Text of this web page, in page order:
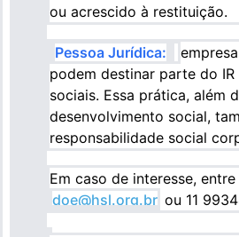
ou acrescido à restituição.
Pessoa Jurídica:
podem destinar parte do
sociais. Essa prática, além
desenvolvimento social,
responsabilidade social
Em caso de interesse,
doe@hsl.org.br ou 11